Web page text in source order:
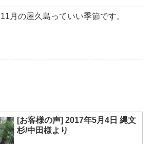
11月の屋久島っていい季節です。
[お客様の声] 2017年5月4日 縄文
杉/中田様より